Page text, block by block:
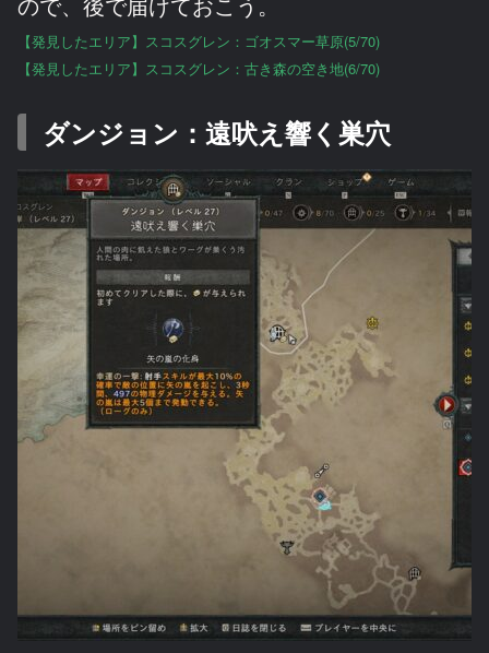
【発見したエリア】スコスグレン：ゴオスマー草原(5/70)
【発見したエリア】スコスグレン：古き森の空き地(6/70)
ダンジョン：遠吠え響く巣穴